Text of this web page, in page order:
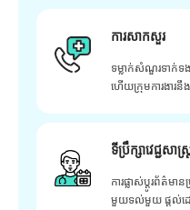
ការសាកសួរ
ទម្លាក់សំណួរទាក់ទ
ហើយក្រុមការងារ
ទីប្រឹក្សាវេជ្ជសាស្ត្
ការផ្លាស់ប្តូរព័ត៌
មួយទល់មួយ ផ្តល់ដោយ